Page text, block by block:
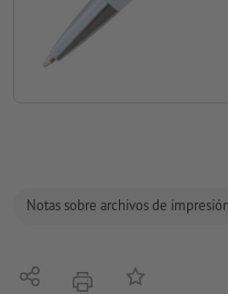
Notas sobre archivos de impresión
CompartirimprimirAñadir a lista